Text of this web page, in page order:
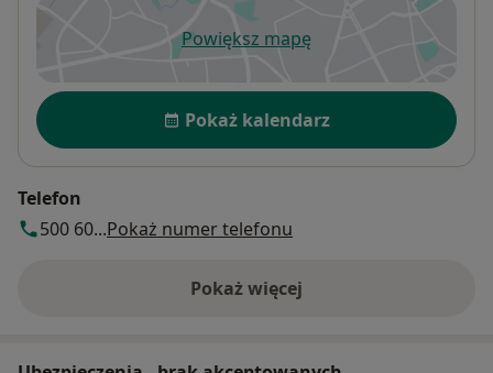
Powiększ mapęotwiera się w nowej karcie
Dostępność
Pokaż kalendarz
Telefon
500 60...Pokaż numer telefonu
Pokaż więcej
o adresie